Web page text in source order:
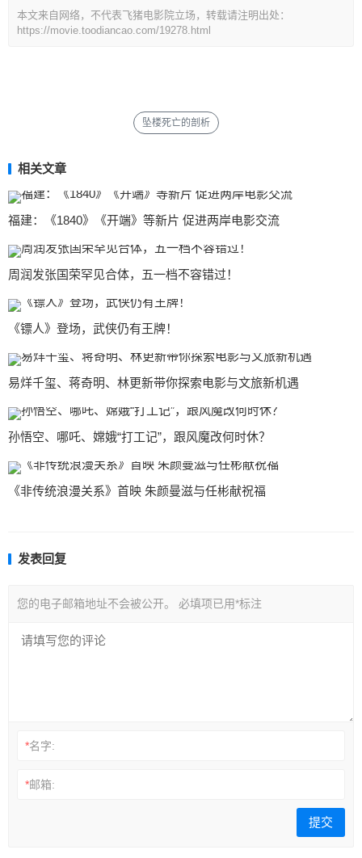
本文来自网络，不代表飞猪电影院立场，转载请注明出处：
https://movie.toodiancao.com/19278.html
坠楼死亡的剖析
相关文章
福建：《1840》《开端》等新片 促进两岸电影交流
周润发张国荣罕见合体，五一档不容错过！
《镖人》登场，武侠仍有王牌！
易烊千玺、蒋奇明、林更新带你探索电影与文旅新机遇
孙悟空、哪吒、嫦娥“打工记”，跟风魔改何时休？
《非传统浪漫关系》首映 朱颜曼滋与任彬献祝福
发表回复
您的电子邮箱地址不会被公开。 必填项已用*标注
*名字:
*邮箱: